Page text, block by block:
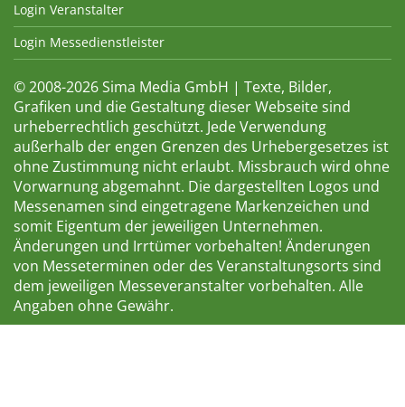
Login Veranstalter
Login Messedienstleister
© 2008-2026 Sima Media GmbH | Texte, Bilder,
Grafiken und die Gestaltung dieser Webseite sind
urheberrechtlich geschützt. Jede Verwendung
außerhalb der engen Grenzen des Urhebergesetzes ist
ohne Zustimmung nicht erlaubt. Missbrauch wird ohne
Vorwarnung abgemahnt. Die dargestellten Logos und
Messenamen sind eingetragene Markenzeichen und
somit Eigentum der jeweiligen Unternehmen.
Änderungen und Irrtümer vorbehalten! Änderungen
von Messeterminen oder des Veranstaltungsorts sind
dem jeweiligen Messeveranstalter vorbehalten. Alle
Angaben ohne Gewähr.